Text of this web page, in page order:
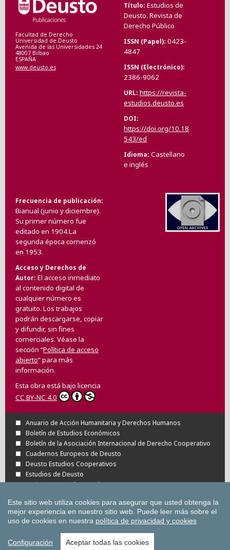
Facultad de Derecho
Universidad de Deusto
Avenida de las Universidades 24
48007 Bilbao
ESPAÑA
www.deusto.es
Título Estudios de
Deusto. Revista de
Derecho Público
ISSN (Papel) 0423-
4847
ISSN (Electrónico)
2386-9062
URL https://revista-
estudios.deusto.es
DOI
https://doi.org/10.18
543/ed
Idioma Castellano
e inglés
Frecuencia de publicación
Bianual (junio y diciembre).
Su primer número fue
editado en 1904.La
segunda época comenzó
en 1953.
Acceso y Derechos de
Autor El acceso inmediato
al contenido digital de
cualquier número es
gratuito. Los trabajos
podrán descargarse, copiar
y difundir, sin fines
comerciales. Véase la
sección “Política de acceso
abierto” para más
información.
Esta obra está bajo licencia
CC BY-NC 4.0
Anuario de Acción Humanitaria y Derechos Humanos
Boletín de Estudios Económicos
Boletín de la Asociación Internacional de Derecho Cooperativo
Cuadernos Europeos de Deusto
Deusto Estudios Cooperativos
Estudios de Deusto
Revista Deusto de Derechos Humanos
Todas las Revistas Científicas de Deusto en
OJS
Todas las publicaciones de la Universidad
de Deusto
Este sitio web utiliza cookies para asegurar que usted obtenga la
mejor experiencia en nuestro sitio web. Puede leer más sobre el
uso de cookies en nuestra política de privacidad y cookies
Configuración Aceptar todas las cookies